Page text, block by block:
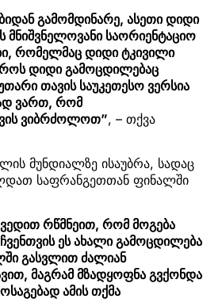
გამომდინარე, ასეთი დიდი
მნიშვნელოვანი საორიენტაციო
რომელმაც დიდი ტკივილი
დიდი გამოცდილებაც
თავის საუკეთესო ვერსია
ვართ, რომ
ვიბრძოლოთ”, – თქვა
მუნდიალზე ისაუბრა, სადაც
საფრანგეთთან ფინალში
რწმნეით, რომ მოგება
ეს ახალი გამოცდილება
გასვლით ძალიან
მაგრამ მზადყოფნა გვქონდა
ამის თქმა